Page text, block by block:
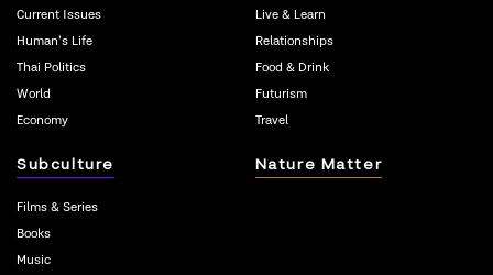
Current Issues
Human’s Life
Thai Politics
World
Economy
Live & Learn
Relationships
Food & Drink
Futurism
Travel
Subculture
Films & Series
Books
Music
Nature Matter